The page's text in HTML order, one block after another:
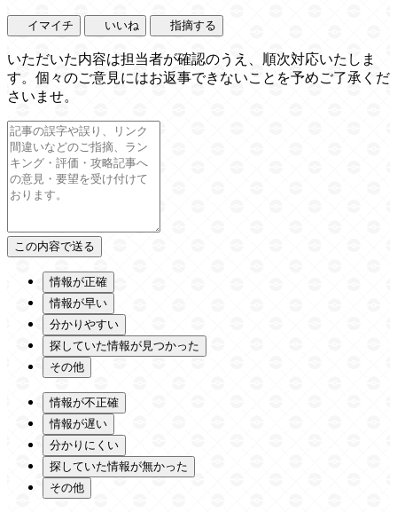
イマイチ いいね 指摘する
いただいた内容は担当者が確認のうえ、順次対応いたしま
す。個々のご意見にはお返事できないことを予めご了承くだ
さいませ。
情報が正確
情報が早い
分かりやすい
探していた情報が見つかった
その他
情報が不正確
情報が遅い
分かりにくい
探していた情報が無かった
その他